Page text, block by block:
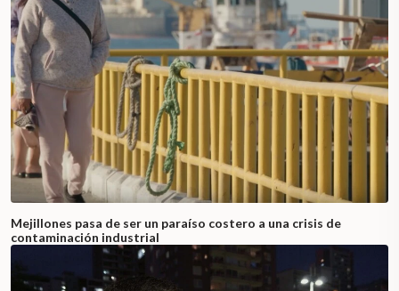
Mejillones pasa de ser un paraíso costero a una crisis de
contaminación industrial